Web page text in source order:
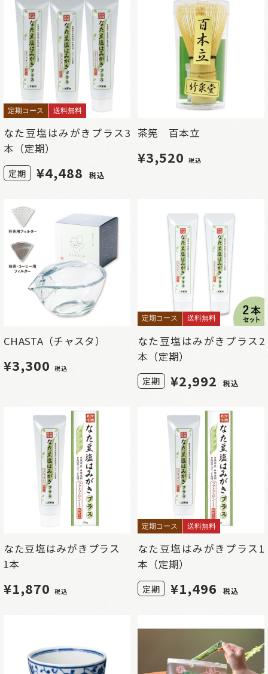
定期コース 送料無料
なた豆塩はみがきプラス3
本（定期）
定期 ¥4,488 税込
茶筅 百本立
¥3,520 税込
CHASTA（チャスタ）
¥3,300 税込
定期コース 送料無料
なた豆塩はみがきプラス2
本（定期）
定期 ¥2,992 税込
なた豆塩はみがきプラス
1本
¥1,870 税込
定期コース 送料無料
なた豆塩はみがきプラス1
本（定期）
定期 ¥1,496 税込